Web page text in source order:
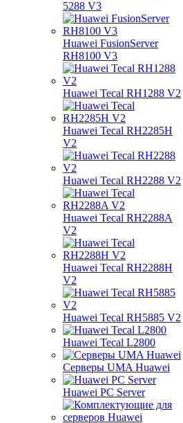
5288 V3
Huawei FusionServer
RH8100 V3
Huawei Tecal RH1288 V2
Huawei Tecal RH2285H
V2
Huawei Tecal RH2288 V2
Huawei Tecal RH2288A
V2
Huawei Tecal RH2288H
V2
Huawei Tecal RH5885 V2
Huawei Tecal L2800
Серверы UMA Huawei
Huawei PC Server